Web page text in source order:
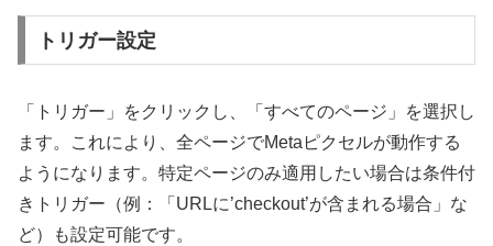
トリガー設定
「トリガー」をクリックし、「すべてのページ」を選択し
ます。これにより、全ページでMetaピクセルが動作する
ようになります。特定ページのみ適用したい場合は条件付
きトリガー（例：「URLに’checkout’が含まれる場合」な
ど）も設定可能です。